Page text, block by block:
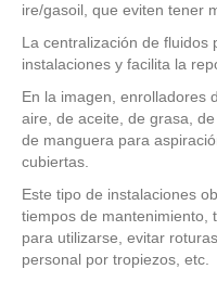
ire/gasoil, que eviten tener
La centralización de fluidos
instalaciones y facilita la
En la imagen, enrolladores
aire, de aceite, de grasa,
de manguera para
cubiertas.
Este tipo de instalaciones
tiempos de mantenimiento,
para utilizarse, evitar
personal por tropiezos, etc.